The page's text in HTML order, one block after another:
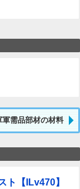
軍需品部材の材料
ト【ILv470】